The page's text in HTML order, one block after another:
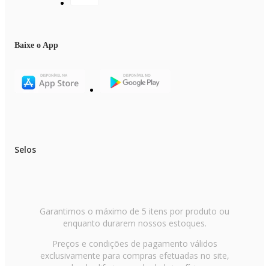
Baixe o App
Selos
Garantimos o máximo de 5 itens por produto ou
enquanto durarem nossos estoques.
Preços e condições de pagamento válidos
exclusivamente para compras efetuadas no site,